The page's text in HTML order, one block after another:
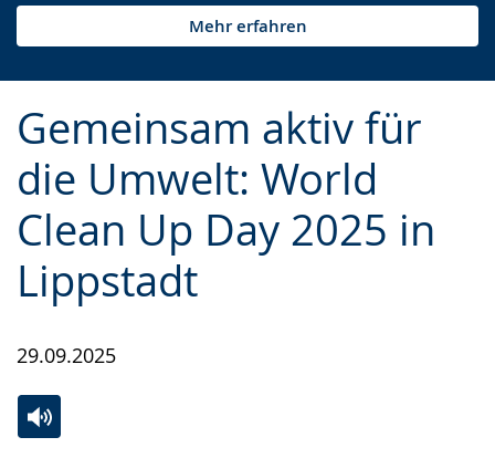
Mehr erfahren
Gemeinsam aktiv für
die Umwelt: World
Clean Up Day 2025 in
Lippstadt
29.09.2025